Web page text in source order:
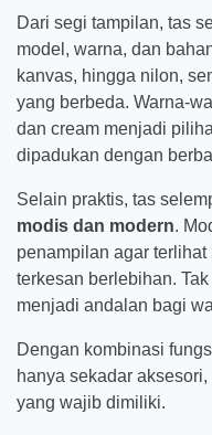
Dari segi tampilan, tas
model, warna, dan
kanvas, hingga nilon,
yang berbeda. Warna-
dan cream menjadi
dipadukan dengan
Selain praktis, tas
modis dan modern.
penampilan agar
terkesan berlebihan.
menjadi andalan bagi
Dengan kombinasi
hanya sekadar
yang wajib dimiliki.